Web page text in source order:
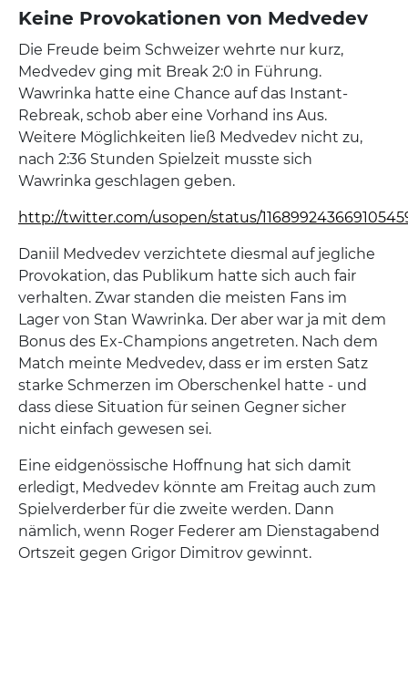
Keine Provokationen von Medvedev
Die Freude beim Schweizer wehrte nur kurz,
Medvedev ging mit Break 2:0 in Führung.
Wawrinka hatte eine Chance auf das Instant-
Rebreak, schob aber eine Vorhand ins Aus.
Weitere Möglichkeiten ließ Medvedev nicht zu,
nach 2:36 Stunden Spielzeit musste sich
Wawrinka geschlagen geben.
http://twitter.com/usopen/status/
Daniil Medvedev verzichtete diesmal auf jegliche
Provokation, das Publikum hatte sich auch fair
verhalten. Zwar standen die meisten Fans im
Lager von Stan Wawrinka. Der aber war ja mit dem
Bonus des Ex-Champions angetreten. Nach dem
Match meinte Medvedev, dass er im ersten Satz
starke Schmerzen im Oberschenkel hatte - und
dass diese Situation für seinen Gegner sicher
nicht einfach gewesen sei.
Eine eidgenössische Hoffnung hat sich damit
erledigt, Medvedev könnte am Freitag auch zum
Spielverderber für die zweite werden. Dann
nämlich, wenn Roger Federer am Dienstagabend
Ortszeit gegen Grigor Dimitrov gewinnt.